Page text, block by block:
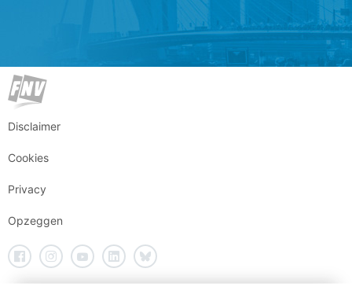
Disclaimer
Cookies
Privacy
Opzeggen